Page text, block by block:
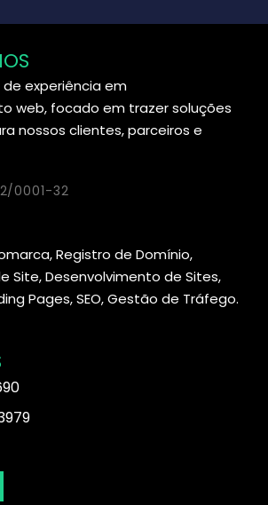
de experiência em
web, focado em trazer soluções
nossos clientes, parceiros e
0001-32
Registro de Domínio,
Site, Desenvolvimento de Sites,
Pages, SEO, Gestão de Tráfego.